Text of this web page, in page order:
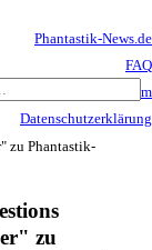
Phantastik-News.de
FAQ
Impressum
Datenschutzerklärung
Haftungsausschluss
zu Phantastik-
zu